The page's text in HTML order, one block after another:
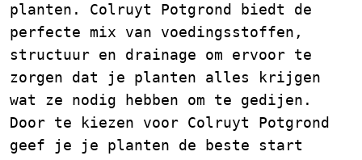
planten. Colruyt Potgrond biedt de
perfecte mix van voedingsstoffen,
structuur en drainage om ervoor te
zorgen dat je planten alles krijgen
wat ze nodig hebben om te gedijen.
Door te kiezen voor Colruyt Potgrond
geef je je planten de beste start